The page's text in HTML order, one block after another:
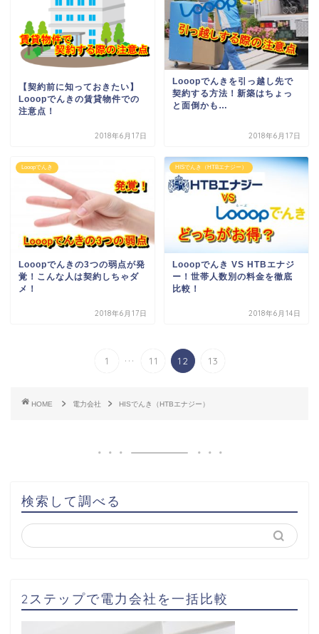
【契約前に知っておきたい】
Looopでんきの賃貸物件での
注意点！
2018年6月17日
Looopでんきを引っ越し先で
契約する方法！新築はちょっ
と面倒かも…
2018年6月17日
Looopでんき
Looopでんきの3つの弱点が発
覚！こんな人は契約しちゃダ
メ！
2018年6月17日
HISでんき（HTBエナジー）
Looopでんき VS HTBエナジ
ー！世帯人数別の料金を徹底
比較！
2018年6月14日
1 ... 11 12 13
HOME 電力会社 HISでんき（HTBエナジー）
検索して調べる
2ステップで電力会社を一括比較